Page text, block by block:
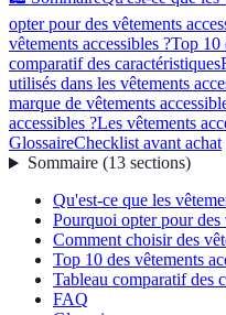
opter pour des vêtements
vêtements accessibles ?Top 10
comparatif des caractéristiques
utilisés dans les vêtements
marque de vêtements
accessibles ?Les vêtements
GlossaireChecklist avant achat
Sommaire(13 sections)
Qu'est-ce que les
Pourquoi opter pour des
Comment choisir des
Top 10 des vêtements
Tableau comparatif des
FAQ